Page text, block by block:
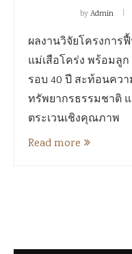
byAdmin
ผลงานวิจัยโครงการ
แม่เสือโคร่ง พร้อมลู
รอบ 40 ปี สะท้อนคว
ทรัพยากรธรรมชาติ
ตระเวนเชิงคุณภาพ
Read more